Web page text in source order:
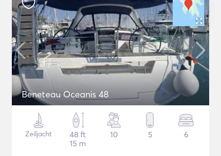
Beneteau Oceanis 48
Zeiljacht
48 ft
15 m
10 5 6